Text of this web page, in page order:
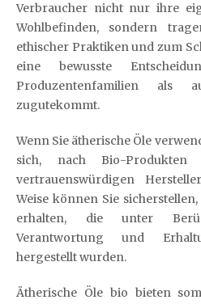
Verbraucher nicht nur ihre
Wohlbefinden, sondern
ethischer Praktiken und zum
eine bewusste
Produzentenfamilien als
zugutekommt.
Wenn Sie ätherische Öle
sich, nach Bio-
vertrauenswürdigen
Weise können Sie
erhalten, die unter
Verantwortung und
hergestellt wurden.
Ätherische Öle bio bieten